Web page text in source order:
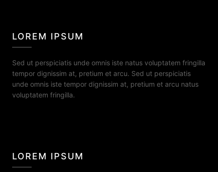
LOREM IPSUM
Sed ut perspiciatis unde omnis iste natus voluptatem fringilla
tempor dignissim at, pretium et arcu. Sed ut perspiciatis
unde omnis iste tempor dignissim at, pretium et arcu natus
voluptatem fringilla.
LOREM IPSUM